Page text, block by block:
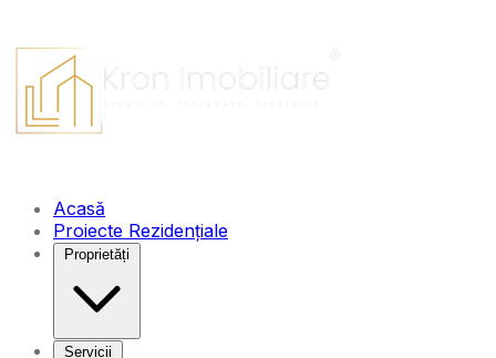
Acasă
Proiecte Rezidențiale
Proprietăți
Servicii